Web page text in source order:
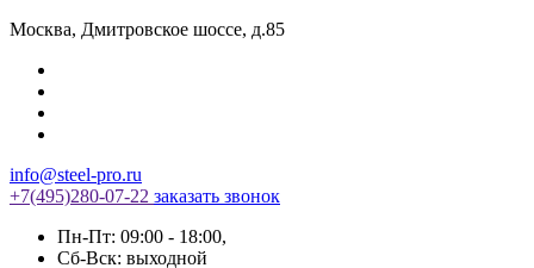
Москва, Дмитровское шоссе, д.85
info@steel-pro.ru
+7(495)280-07-22 заказать звонок
Пн-Пт: 09:00 - 18:00,
Cб-Вск: выходной